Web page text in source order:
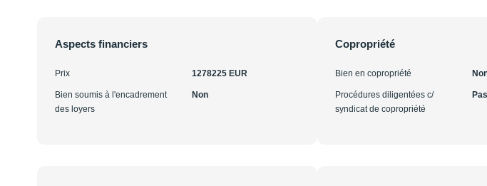
Aspects financiers
Prix 1278225 EUR
Bien soumis à l'encadrement
des loyers
Non
Copropriété
Bien en copropriété
Procédures diligentées c/
syndicat de copropriété